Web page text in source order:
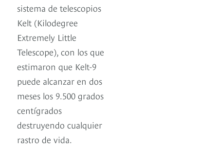
sistema de telescopios
Kelt (Kilodegree
Extremely Little
Telescope), con los que
estimaron que Kelt-9
puede alcanzar en dos
meses los 9.500 grados
centígrados
destruyendo cualquier
rastro de vida.